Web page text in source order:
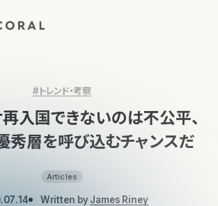
ージへ戻る
#トレンド・考察
入国できないのは不公平、
秀層を呼び込むチャンスだ
Articles
Written byJames Riney